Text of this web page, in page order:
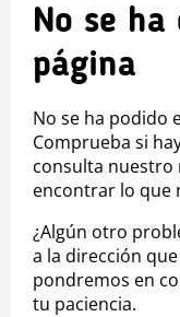
No se
página
No se ha podido
Comprueba si
consulta nuestro
encontrar lo que
¿Algún otro
a la dirección
pondremos en
tu paciencia.